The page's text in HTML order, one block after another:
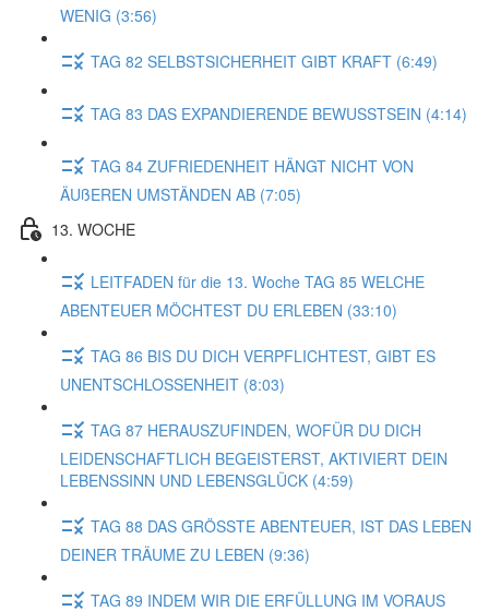
WENIG (3:56)
TAG 82 SELBSTSICHERHEIT GIBT KRAFT (6:49)
TAG 83 DAS EXPANDIERENDE BEWUSSTSEIN (4:14)
TAG 84 ZUFRIEDENHEIT HÄNGT NICHT VON
ÄUßEREN UMSTÄNDEN AB (7:05)
13. WOCHE
LEITFADEN für die 13. Woche TAG 85 WELCHE
ABENTEUER MÖCHTEST DU ERLEBEN (33:10)
TAG 86 BIS DU DICH VERPFLICHTEST, GIBT ES
UNENTSCHLOSSENHEIT (8:03)
TAG 87 HERAUSZUFINDEN, WOFÜR DU DICH
LEIDENSCHAFTLICH BEGEISTERST, AKTIVIERT DEIN
LEBENSSINN UND LEBENSGLÜCK (4:59)
TAG 88 DAS GRÖSSTE ABENTEUER, IST DAS LEBEN
DEINER TRÄUME ZU LEBEN (9:36)
TAG 89 INDEM WIR DIE ERFÜLLUNG IM VORAUS